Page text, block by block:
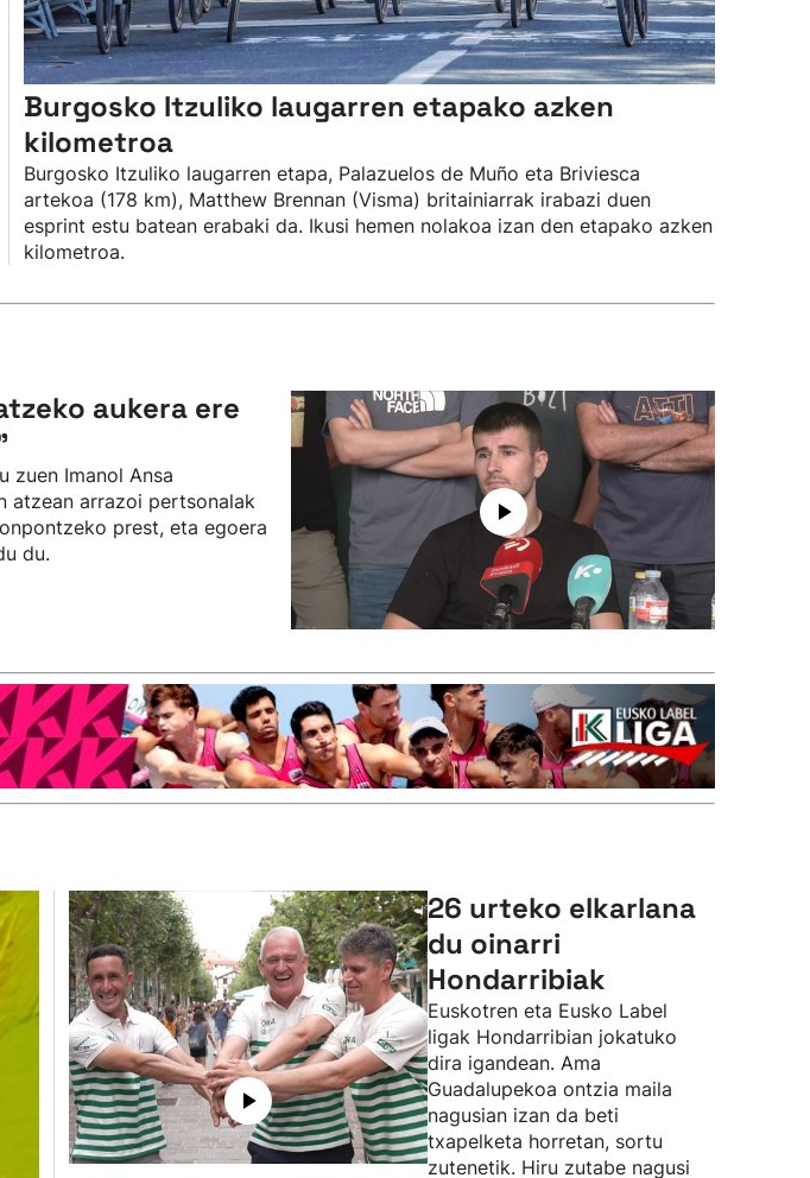
Burgosko Itzuliko laugarren etapako azken
kilometroa
Burgosko Itzuliko laugarren etapa, Palazuelos de Muño eta Briviesca
artekoa (178 km), Matthew Brennan (Visma) britainiarrak irabazi duen
esprint estu batean erabaki da. Ikusi hemen nolakoa izan den etapako azken
kilometroa.
aukera ere
zuen Imanol Ansa
atzean arrazoi pertsonalak
prest, eta egoera
du.
26 urteko elkarlana
du oinarri
Hondarribiak
Euskotren eta Eusko Label
ligak Hondarribian jokatuko
dira igandean. Ama
Guadalupekoa ontzia maila
nagusian izan da beti
txapelketa horretan, sortu
zutenetik. Hiru zutabe nagusi